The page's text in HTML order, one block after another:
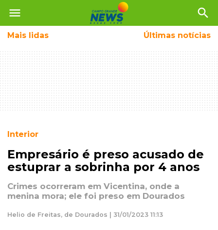
menu search
Mais lidas Últimas notícias
Interior
Empresário é preso acusado de
estuprar a sobrinha por 4 anos
Crimes ocorreram em Vicentina, onde a
menina mora; ele foi preso em Dourados
Helio de Freitas, de Dourados | 31/01/2023 11:13